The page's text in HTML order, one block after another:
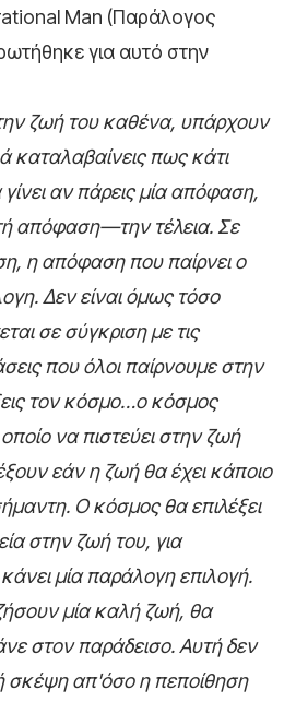
Man (Παράλογος
για αυτό στην
ζωή του καθένα, υπάρχουν
καταλαβαίνεις πως κάτι
αν πάρεις μία απόφαση,
απόφαση—την τέλεια. Σε
η απόφαση που παίρνει ο
Δεν είναι όμως τόσο
σε σύγκριση με τις
που όλοι παίρνουμε στην
τον κόσμο…ο κόσμος
οποίο να πιστεύει στην ζωή
εάν η ζωή θα έχει κάποιο
Ο κόσμος θα επιλέξει
στην ζωή του, για
μία παράλογη επιλογή.
μία καλή ζωή, θα
στον παράδεισο. Αυτή δεν
σκέψη απ'όσο η πεποίθηση